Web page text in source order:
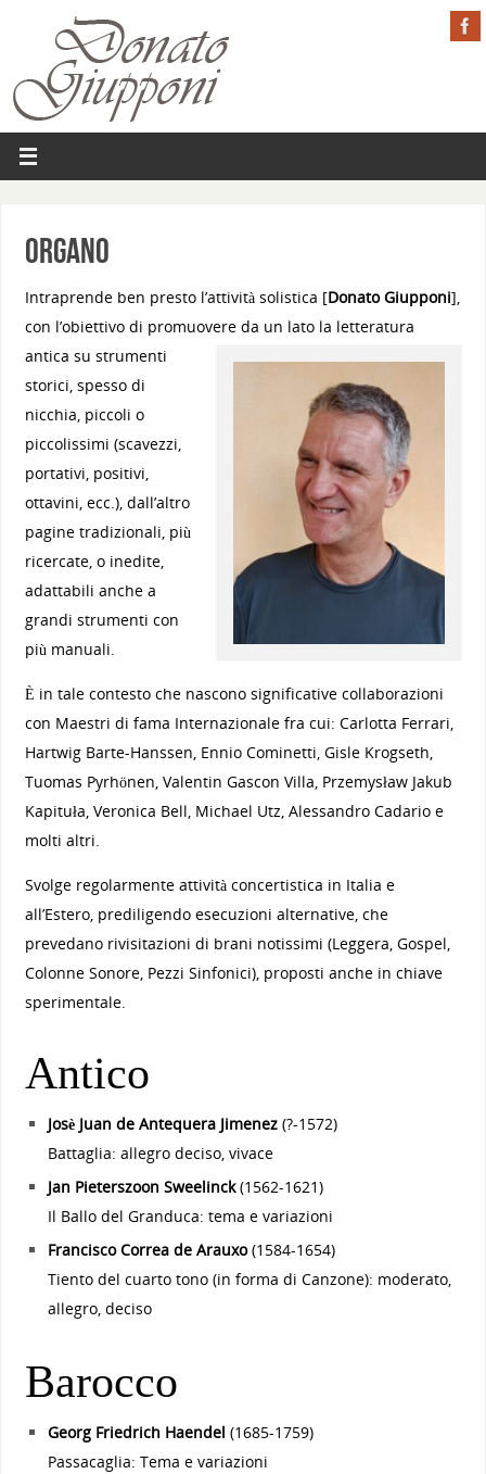
Organo
Intraprende ben presto l’attività solistica [Donato Giupponi],
con l’obiettivo di promuovere da un lato la letteratura
antica su strumenti
storici, spesso di
nicchia, piccoli o
piccolissimi (scavezzi,
portativi, positivi,
ottavini, ecc.), dall’altro
pagine tradizionali, più
ricercate, o inedite,
adattabili anche a
grandi strumenti con
più manuali.
È in tale contesto che nascono significative collaborazioni
con Maestri di fama Internazionale fra cui: Carlotta Ferrari,
Hartwig Barte-Hanssen, Ennio Cominetti, Gisle Krogseth,
Tuomas Pyrhönen, Valentin Gascon Villa, Przemysław Jakub
Kapituła, Veronica Bell, Michael Utz, Alessandro Cadario e
molti altri.
Svolge regolarmente attività concertistica in Italia e
all’Estero, prediligendo esecuzioni alternative, che
prevedano rivisitazioni di brani notissimi (Leggera, Gospel,
Colonne Sonore, Pezzi Sinfonici), proposti anche in chiave
sperimentale.
Antico
Josè Juan de Antequera Jimenez (?-1572)
Battaglia: allegro deciso, vivace
Jan Pieterszoon Sweelinck(1562-1621)
Il Ballo del Granduca: tema e variazioni
Francisco Correa de Arauxo(1584-1654)
Tiento del cuarto tono (in forma di Canzone): moderato,
allegro, deciso
Barocco
Georg Friedrich Haendel (1685-1759)
Passacaglia: Tema e variazioni